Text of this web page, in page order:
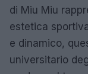
di Miu Miu
estetica
e dinamico,
universitario